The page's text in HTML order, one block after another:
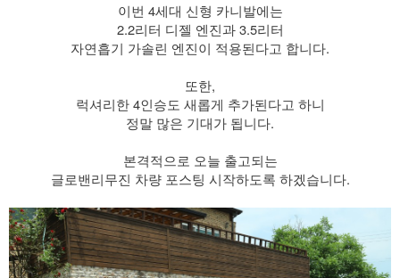
​ 이번 4세대 신형 카니발에는
2.2리터 디젤 엔진과 3.5리터
자연흡기 가솔린 엔진이 적용된다고 합니다.
​ 또한,
럭셔리한 4인승도 새롭게 추가된다고 하니
정말 많은 기대가 됩니다.
​ 본격적으로 오늘 출고되는
글로밴리무진 차량 포스팅 시작하도록 하겠습니다.